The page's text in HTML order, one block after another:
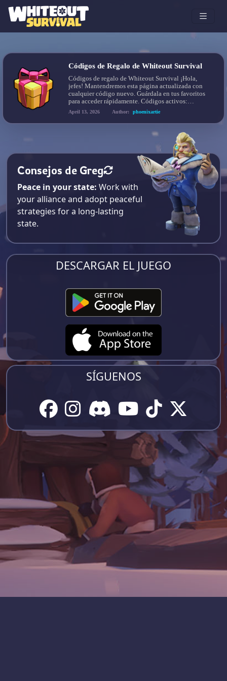
Códigos de Regalo de Whiteout Survival
Códigos de regalo de Whiteout Survival ¡Hola,
jefes! Mantendremos esta página actualizada con
cualquier código nuevo. Guárdala en tus favoritos
para acceder rápidamente. Códigos activos:
1stYoutubeKRCopiar 2ndYoutubeKRCopiar
JULHD2026JPCopiar Cómo canjear códigos en
Whiteout Survival: Toma nota de tu ID de jugador
(el conjunto de números debajo de tu nombre de
April 13, 2026 Author: phoenixartie
Consejos de Greg
Peace in your state: Work with
your alliance and adopt peaceful
strategies for a long-lasting
state.
DESCARGAR EL JUEGO
SÍGUENOS